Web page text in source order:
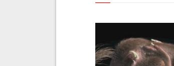
Zarodek wewnątrz
skamieniałego jaja
ujawnia związek